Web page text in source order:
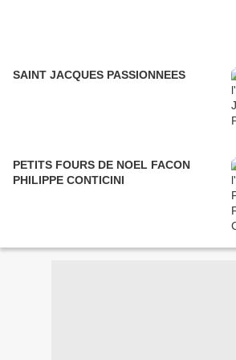
SAINT JACQUES PASSIONNEES
PETITS FOURS DE NOEL FACON
PHILIPPE CONTICINI